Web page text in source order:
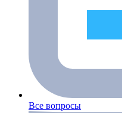
Все вопросы